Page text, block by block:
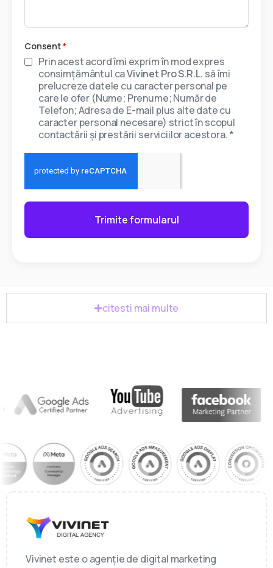
Consent*
Prin acest acord îmi exprim în mod expres
consimțământul caVivinet Pro S.R.L. să îmi
prelucreze datele cu caracter personal pe
care le ofer (Nume; Prenume; Număr de
Telefon; Adresa de E-mail plus alte date cu
caracter personal necesare) strict în scopul
contactării și prestării serviciilor acestora. *
Trimite formularul
citesti mai multe
Vivinet este o agenție de digital marketing